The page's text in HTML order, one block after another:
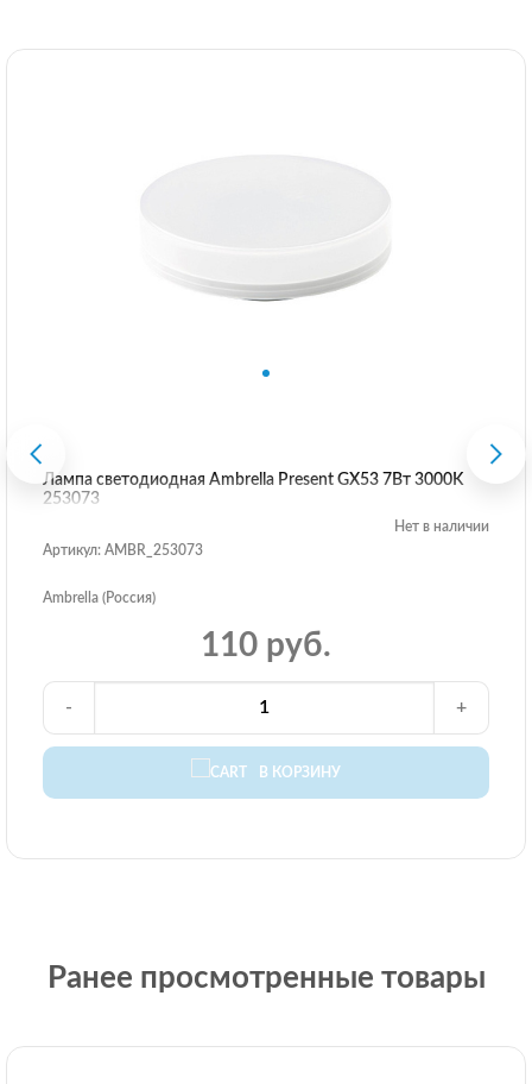
Лампа светодиодная Ambrella Present GX53 7Вт 3000K
253073
Нет в наличии
Артикул: AMBR_253073
Ambrella (Россия)
110 руб.
В КОРЗИНУ
- +
Ранее просмотренные товары